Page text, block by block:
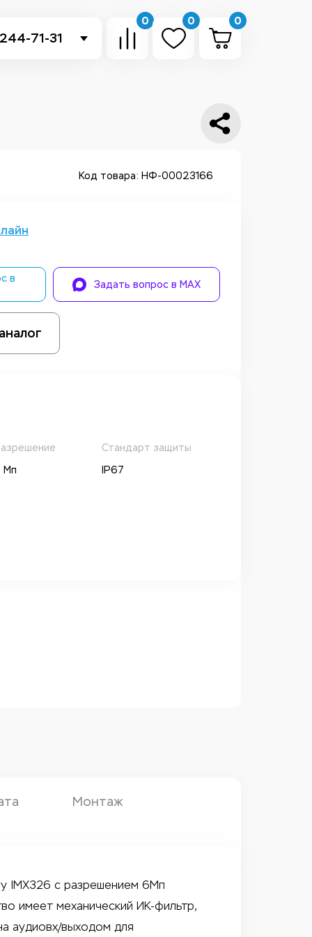
71-31
0 0 0
Код товара: НФ-00023166
в Задать вопрос в MAX
Мп
Стандарт защиты
IP67
Монтаж
IMX326 с разрешением 6Мп
имеет механический ИК-фильтр,
аудиовх/выходом для